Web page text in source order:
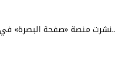
ادعاءً خطيراً يزعم انطلاق صاروخ…